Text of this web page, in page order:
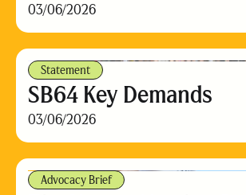
03/06/2026
Statement
SB64 Key Demands
03/06/2026
Advocacy Brief